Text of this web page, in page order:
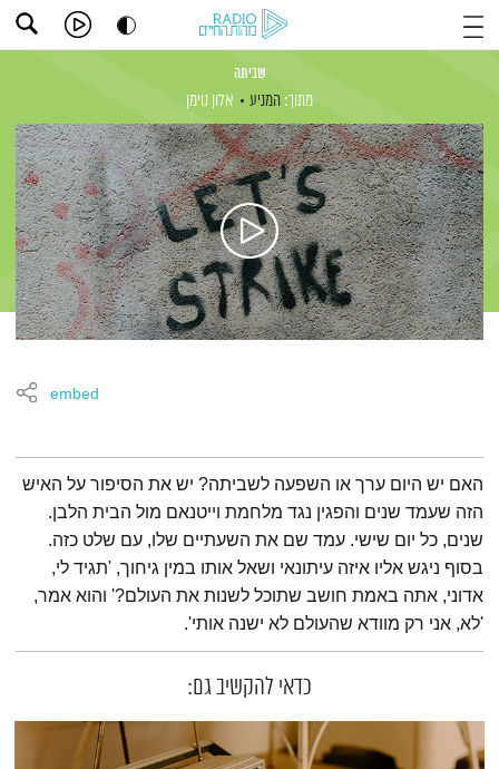
שביתה
מתוך: המניע אלון נוימן
embed
תמצית הפודקאסט
האם יש היום ערך או השפעה לשביתה? יש את הסיפור על האיש
הזה שעמד שנים והפגין נגד מלחמת וייטנאם מול הבית הלבן.
שנים, כל יום שישי. עמד שם את השעתיים שלו, עם שלט כזה.
בסוף ניגש אליו איזה עיתונאי ושאל אותו במין גיחוך, 'תגיד לי,
אדוני, אתה באמת חושב שתוכל לשנות את העולם?' והוא אמר,
'לא, אני רק מוודא שהעולם לא ישנה אותי'.
כדאי להקשיב גם: